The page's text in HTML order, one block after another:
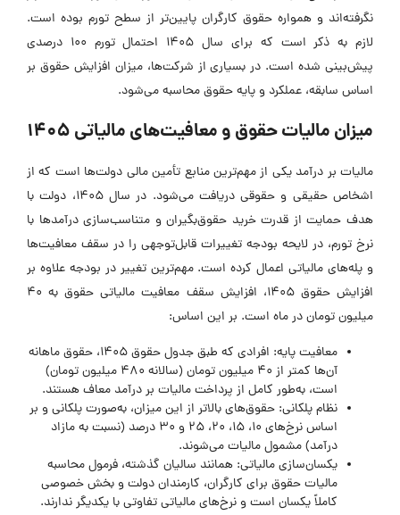
نگرفته‌اند و همواره حقوق کارگران پایین‌تر از سطح تورم بوده است.
لازم به ذکر است که برای سال 1405 احتمال تورم 100 درصدی
پیش‌بینی شده است. در بسیاری از شرکت‌ها، میزان افزایش حقوق بر
اساس سابقه، عملکرد و پایه حقوق محاسبه می‌شود.
میزان مالیات حقوق و معافیت‌های مالیاتی ۱۴۰۵
مالیات بر درآمد یکی از مهم‌ترین منابع تأمین مالی دولت‌ها است که از
اشخاص حقیقی و حقوقی دریافت می‌شود. در سال ۱۴۰۵، دولت با
هدف حمایت از قدرت خرید حقوق‌بگیران و متناسب‌سازی درآمدها با
نرخ تورم، در لایحه بودجه تغییرات قابل‌توجهی را در سقف معافیت‌ها
و پله‌های مالیاتی اعمال کرده است. مهم‌ترین تغییر در بودجه علاوه بر
افزایش حقوق 1405، افزایش سقف معافیت مالیاتی حقوق به ۴۰
میلیون تومان در ماه است. بر این اساس:
معافیت پایه: افرادی که طبق جدول حقوق ۱۴۰۵، حقوق ماهانه
آن‌ها کمتر از ۴۰ میلیون تومان (سالانه ۴۸۰ میلیون تومان)
است، به‌طور کامل از پرداخت مالیات بر درآمد معاف هستند.
نظام پلکانی: حقوق‌های بالاتر از این میزان، به‌صورت پلکانی و بر
اساس نرخ‌های ۱۰، ۱۵، ۲۰، ۲۵ و ۳۰ درصد (نسبت به مازاد
درآمد) مشمول مالیات می‌شوند.
یکسان‌سازی مالیاتی: همانند سالیان گذشته، فرمول محاسبه
مالیات حقوق برای کارگران، کارمندان دولت و بخش خصوصی
کاملاً یکسان است و نرخ‌های مالیاتی تفاوتی با یکدیگر ندارند.